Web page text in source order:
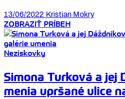
13/06/2022 Kristian Mokry
ZOBRAZIŤ PRÍBEH
Neziskovky
Simona Turková a jej
menia upršané ulice